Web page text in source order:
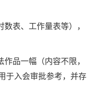
表、工作量表等），
品一幅（内容不限，
于入会审批参考，并存